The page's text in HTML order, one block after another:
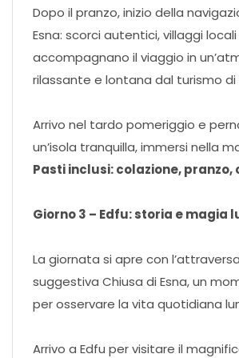
Dopo il pranzo, inizio della
Esna: scorci autentici, villaggi
accompagnano il viaggio in
rilassante e lontana dal turismo di
Arrivo nel tardo pomeriggio e
un’isola tranquilla, immersi nella
Pasti inclusi: colazione, pranzo,
Giorno 3 – Edfu: storia e magia
La giornata si apre con
suggestiva Chiusa di Esna, un
per osservare la vita quotidiana
Arrivo a Edfu per visitare il